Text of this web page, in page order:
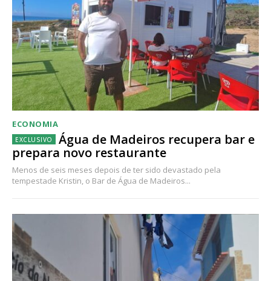
ECONOMIA
Água de Madeiros recupera bar e
prepara novo restaurante
Menos de seis meses depois de ter sido devastado pela
tempestade Kristin, o Bar de Água de Madeiros...